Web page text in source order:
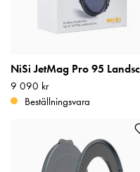
Pris:9 090 kr
9 090 kr
Beställningsvara